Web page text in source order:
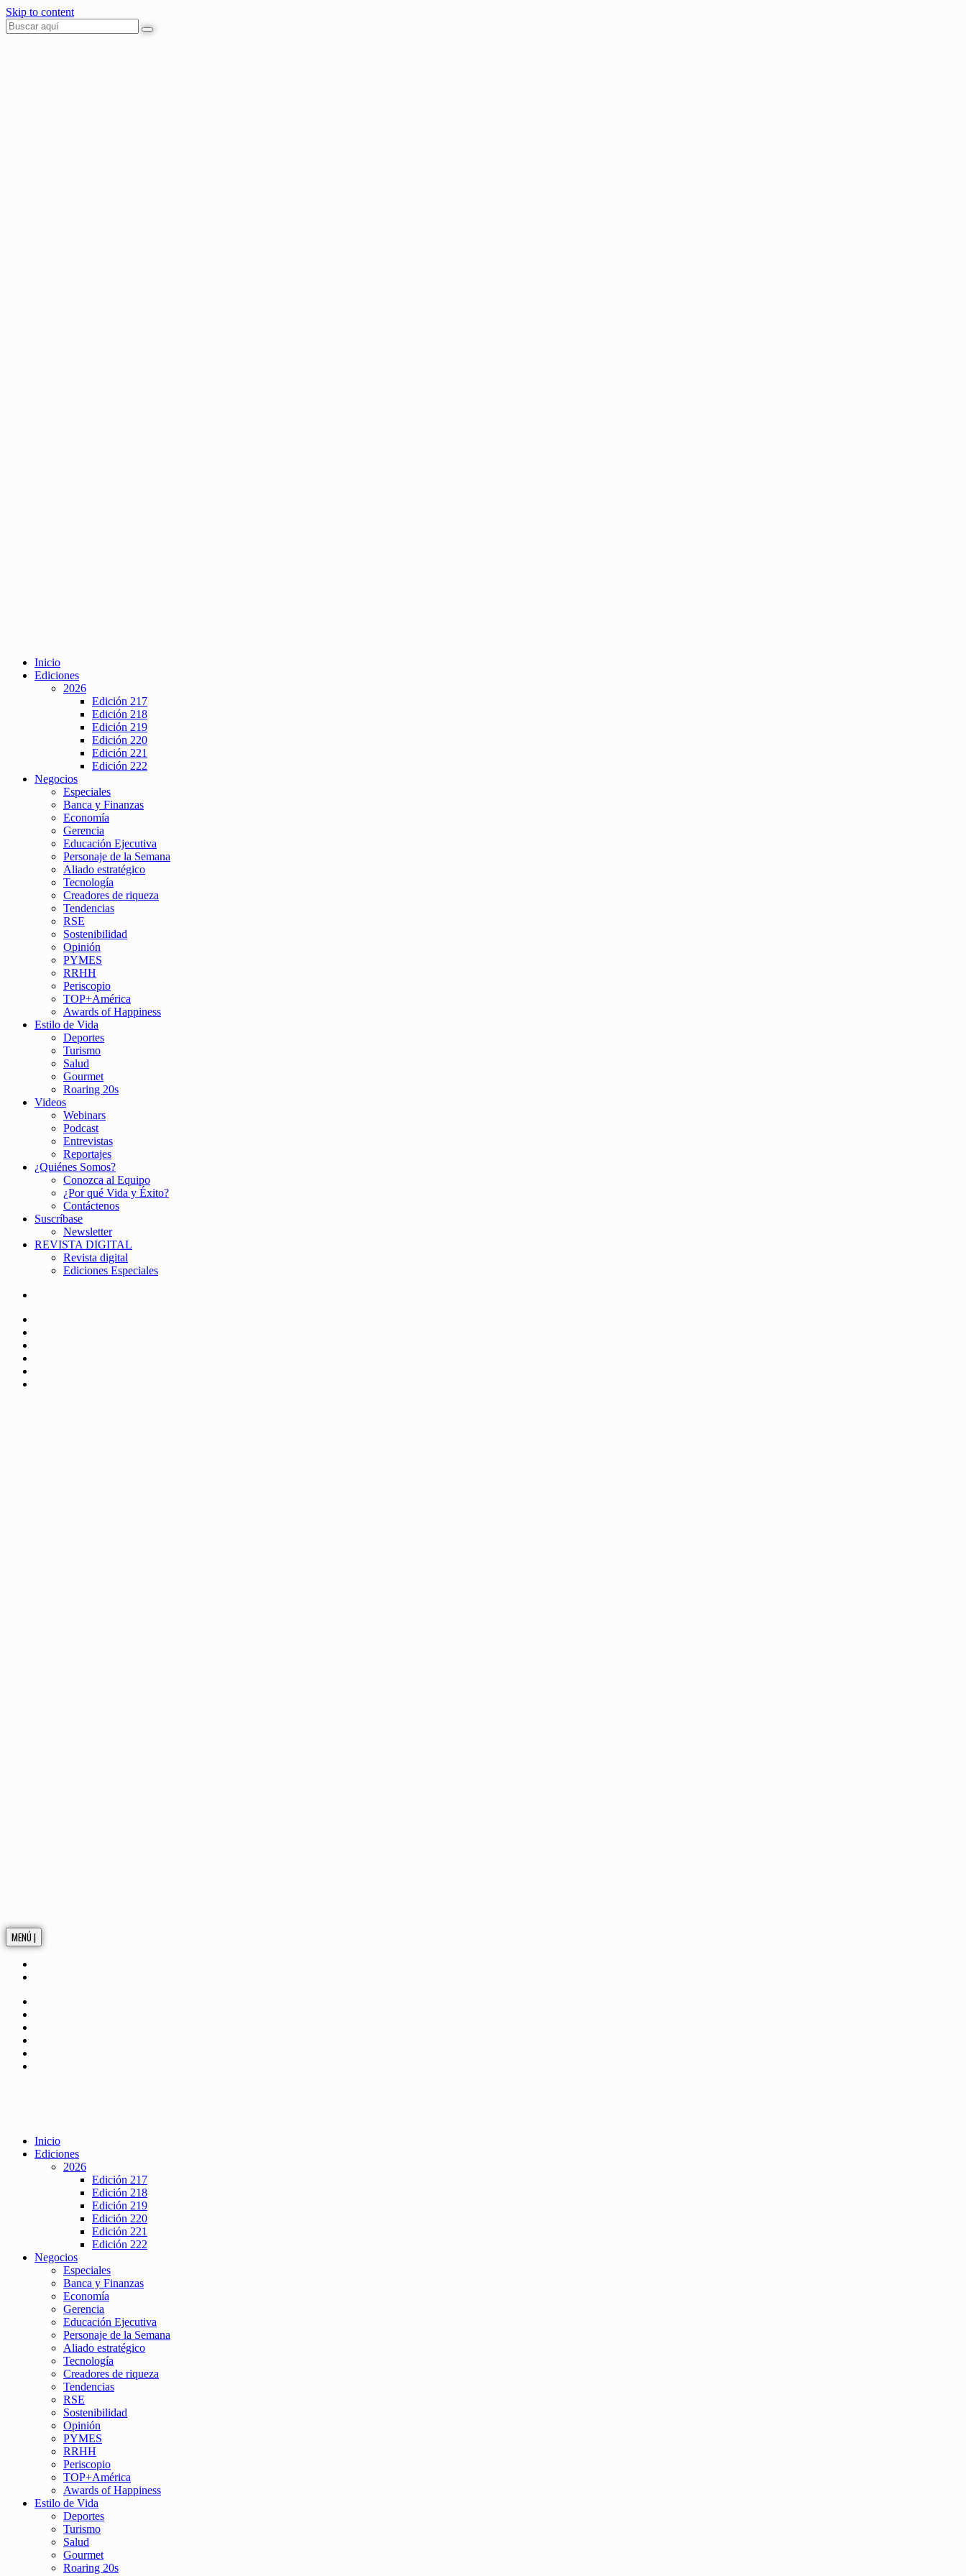
Skip to content
Inicio
Ediciones
2026
Edición 217
Edición 218
Edición 219
Edición 220
Edición 221
Edición 222
Negocios
Especiales
Banca y Finanzas
Economía
Gerencia
Educación Ejecutiva
Personaje de la Semana
Aliado estratégico
Tecnología
Creadores de riqueza
Tendencias
RSE
Sostenibilidad
Opinión
PYMES
RRHH
Periscopio
TOP+América
Awards of Happiness
Estilo de Vida
Deportes
Turismo
Salud
Gourmet
Roaring 20s
Videos
Webinars
Podcast
Entrevistas
Reportajes
¿Quiénes Somos?
Conozca al Equipo
¿Por qué Vida y Éxito?
Contáctenos
Suscríbase
Newsletter
REVISTA DIGITAL
Revista digital
Ediciones Especiales
MENÚ |
Inicio
Ediciones
2026
Edición 217
Edición 218
Edición 219
Edición 220
Edición 221
Edición 222
Negocios
Especiales
Banca y Finanzas
Economía
Gerencia
Educación Ejecutiva
Personaje de la Semana
Aliado estratégico
Tecnología
Creadores de riqueza
Tendencias
RSE
Sostenibilidad
Opinión
PYMES
RRHH
Periscopio
TOP+América
Awards of Happiness
Estilo de Vida
Deportes
Turismo
Salud
Gourmet
Roaring 20s